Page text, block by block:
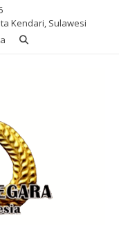
Kendari, Sulawesi